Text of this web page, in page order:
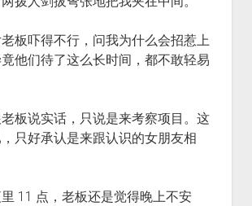
板吓得不行，问我为什么会招惹上
他们待了这么长时间，都不敢轻易
板说实话，只说是来考察项目。这
只好承认是来跟认识的女朋友相
11 点，老板还是觉得晚上不安